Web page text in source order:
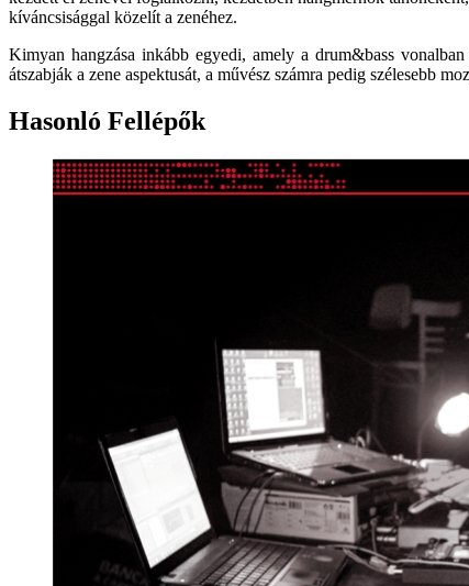
kíváncsisággal közelít a zenéhez.
Kimyan hangzása inkább egyedi, amely a drum&bass
átszabják a zene aspektusát, a művész számra pedig szélesebb
Hasonló Fellépők